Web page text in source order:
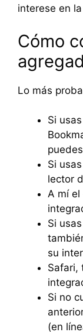
interese en
Cómo
Lo más
Si usas
Si usas
lector
A mí el
Si
su
Safari,
Si no
(en